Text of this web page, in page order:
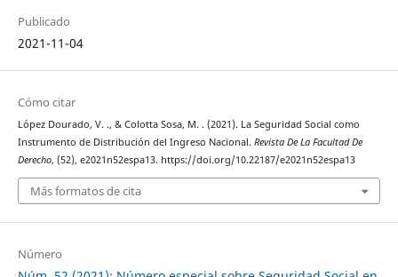
Publicado
2021-11-04
Cómo citar
López Dourado, V. ., & Colotta Sosa, M. . (2021). La Seguridad Social como
Instrumento de Distribución del Ingreso Nacional. Revista De La Facultad De
Derecho, (52), e2021n52espa13. https://doi.org/10.22187/e2021n52espa13
Más formatos de cita
Número